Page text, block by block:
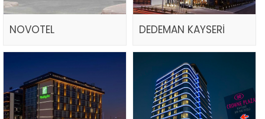
NOVOTEL DEDEMAN KAYSERİ